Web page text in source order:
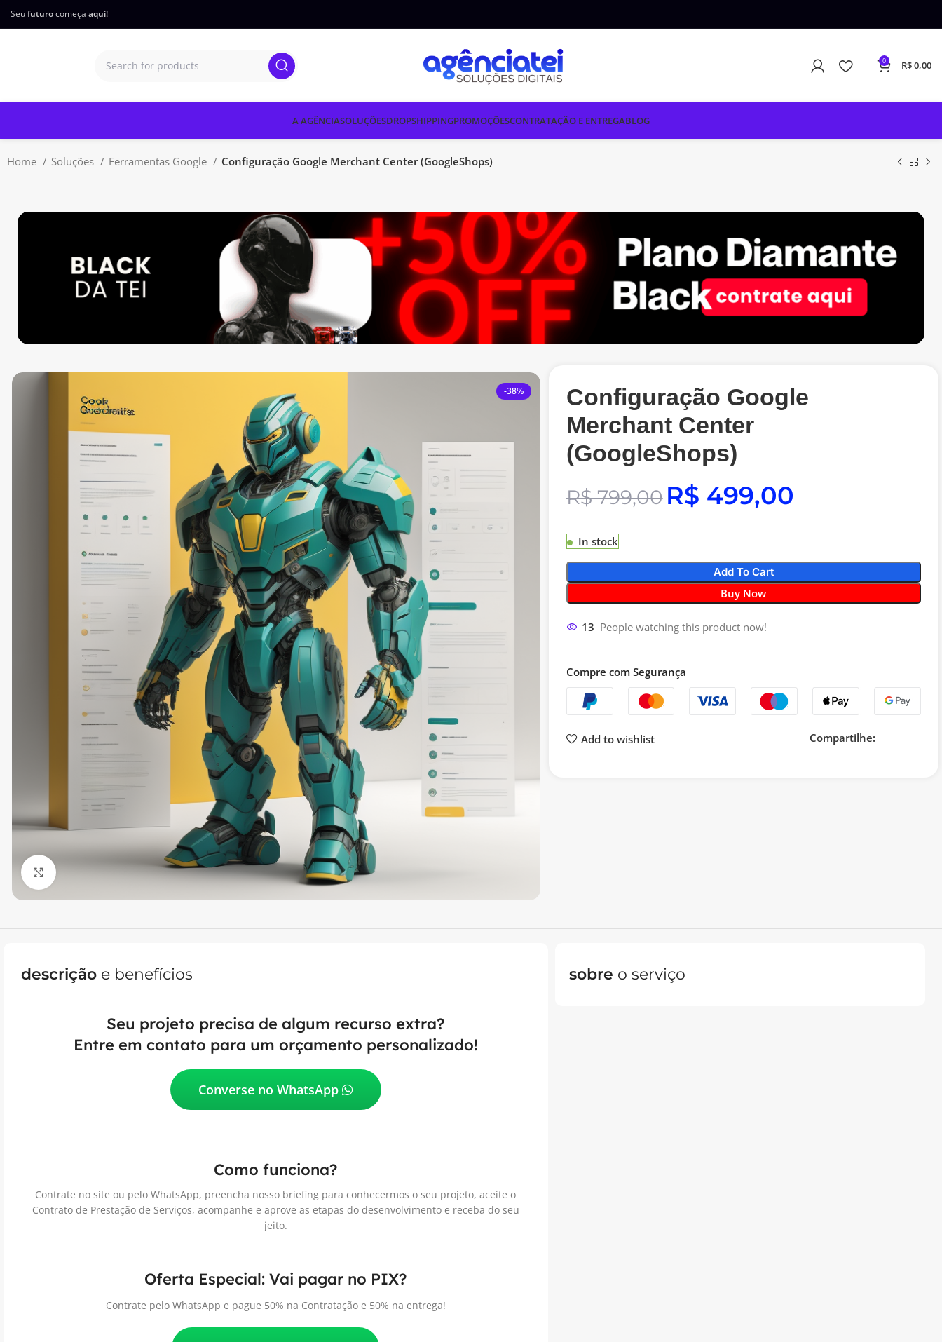
Seufuturocomeça aqui!
0 R$0,00
A AGÊNCIASOLUÇÕESDROPSHIPPINGPROMOÇÕESCONTRATAÇÃO E ENTREGABLOG
Home Soluções Ferramentas Google Configuração Google Merchant Center (GoogleShops)
R$
R$
-38%
Configuração Google
Merchant Center
(GoogleShops)
R$799,00 R$ 499,00
In stock
Add To Cart
Buy Now
13 People watching this product now!
Compre com Segurança
Add to wishlist Compartilhe:
descrição e benefícios
Seu projeto precisa de algum recurso extra?
Entre em contato para um orçamento personalizado!
Converse no WhatsApp
Como funciona?
Contrate no site ou pelo WhatsApp, preencha nosso briefing para conhecermos o seu projeto, aceite o
Contrato de Prestação de Serviços, acompanhe e aprove as etapas do desenvolvimento e receba do seu
jeito.
Oferta Especial: Vai pagar no PIX?
Contrate pelo WhatsApp e pague 50% na Contratação e 50% na entrega!
sobre o serviço